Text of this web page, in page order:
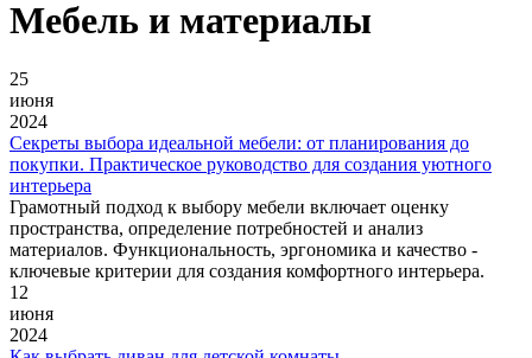
Мебель и материалы
25
июня
2024
Секреты выбора идеальной мебели: от планирования до
покупки. Практическое руководство для создания уютного
интерьера
Грамотный подход к выбору мебели включает оценку
пространства, определение потребностей и анализ
материалов. Функциональность, эргономика и качество -
ключевые критерии для создания комфортного интерьера.
12
июня
2024